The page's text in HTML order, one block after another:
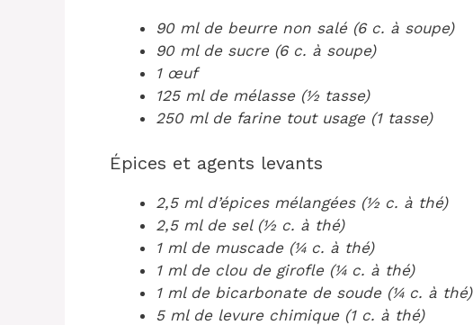
90 ml de beurre non salé (6 c. à soupe)
90 ml de sucre (6 c. à soupe)
1 œuf
125 ml de mélasse (½ tasse)
250 ml de farine tout usage (1 tasse)
Épices et agents levants
2,5 ml d’épices mélangées (½ c. à thé)
2,5 ml de sel (½ c. à thé)
1 ml de muscade (¼ c. à thé)
1 ml de clou de girofle (¼ c. à thé)
1 ml de bicarbonate de soude (¼ c. à thé)
5 ml de levure chimique (1 c. à thé)